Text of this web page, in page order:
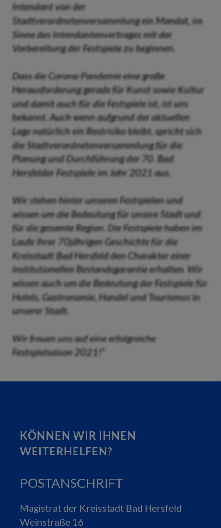
Intendant von der
Stadtverordnetenversammlung ein Mandat, im
Sinne des Intendantenvertrages mit der
Vorbereitung der Festspiele zu beginnen.
Dass die Corona-Pandemie eine große
Herausforderung gerade für Kunst sowie Kultur
und damit auch für die Festspiele ist, ist uns
bekannt. Auch wenn aufgrund der aktuellen
Lage natürlich ein Restrisiko bleibt, spricht sich
die Stadtverordnetenversammlung für die
Planung und Durchführung der 70. Bad
Hersfelder Festspiele im Jahr 2021 aus.
Wir stehen hinter unseren Festspielen und
wissen um die Bedeutung für unsere Stadt und
für die gesamte Region. Die Festspiele haben im
Laufe ihrer 70jährigen Geschichte für die
Kreisstadt Bad Hersfeld den Charakter einer
institutionellen Bestandsgarantie erhalten. Wir
wissen auch um die Bedeutung der Festspiele für
Hotels, Gastronomie, Handel und Tourismus in
unserer Stadt.
Wir freuen uns auf eine erfolgreiche
Festspielsaison 2021!“
KÖNNEN WIR IHNEN
WEITERHELFEN?
POSTANSCHRIFT
Magistrat der Kreisstadt Bad Hersfeld
Weinstraße 16